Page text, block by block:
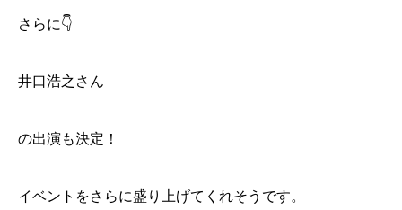
さらに👇
井口浩之さん
の出演も決定！
イベントをさらに盛り上げてくれそうです。